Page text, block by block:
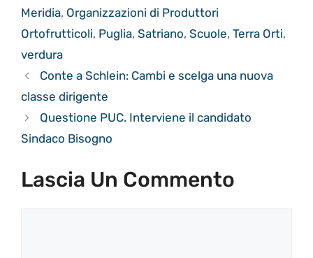
Meridia, Organizzazioni di Produttori
Ortofrutticoli, Puglia, Satriano, Scuole, Terra Orti,
verdura
Conte a Schlein: Cambi e scelga una nuova
classe dirigente
Questione PUC. Interviene il candidato
Sindaco Bisogno
Lascia Un Commento